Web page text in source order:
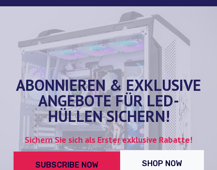
ABONNIEREN & EXKLUSIVE
ANGEBOTE FÜR LED-
HÜLLEN SICHERN!
Sichern Sie sich als Erster exklusive Rabatte!
SUBSCRIBE NOW SHOP NOW